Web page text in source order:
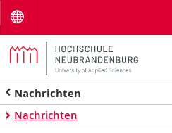
Nachrichten
Nachrichten